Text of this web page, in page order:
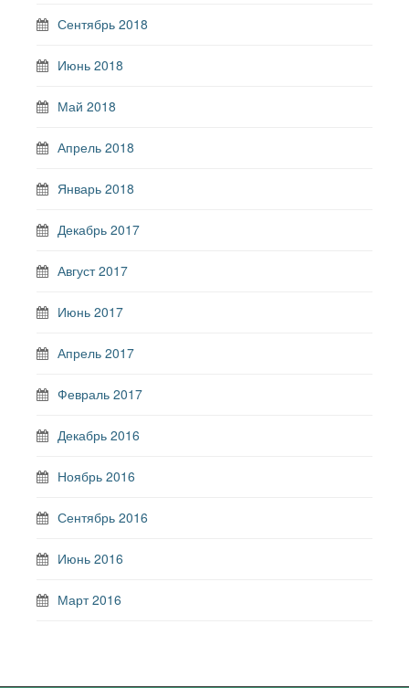
Сентябрь 2018
Июнь 2018
Май 2018
Апрель 2018
Январь 2018
Декабрь 2017
Август 2017
Июнь 2017
Апрель 2017
Февраль 2017
Декабрь 2016
Ноябрь 2016
Сентябрь 2016
Июнь 2016
Март 2016